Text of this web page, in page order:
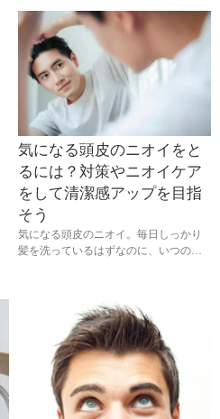
いかがでしょうか？今回は、薄毛対策
にもおすすめの頭皮にやさしいスタイ
リングアイテムをご紹介します。
気になる頭皮のニオイをと
るには？対策やニオイケア
をして清潔感アップを目指
そう
気になる頭皮のニオイ。毎日しっかり
髪を洗っているはずなのに、いつの間
ど、頭皮のニオイとケア方法について
紹介します。頭皮のニオイの原因を知
り、頭皮を健やかに保つケア方法を取
り入れて、清潔感のある男性を目指し
ましょう。